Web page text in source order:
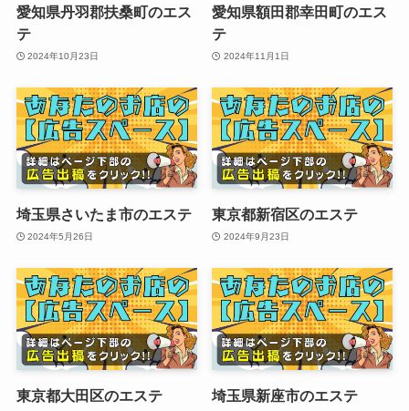
愛知県丹羽郡扶桑町のエス
テ
2024年10月23日
愛知県額田郡幸田町のエス
テ
2024年11月1日
埼玉県さいたま市のエステ
2024年5月26日
東京都新宿区のエステ
2024年9月23日
東京都大田区のエステ 埼玉県新座市のエステ